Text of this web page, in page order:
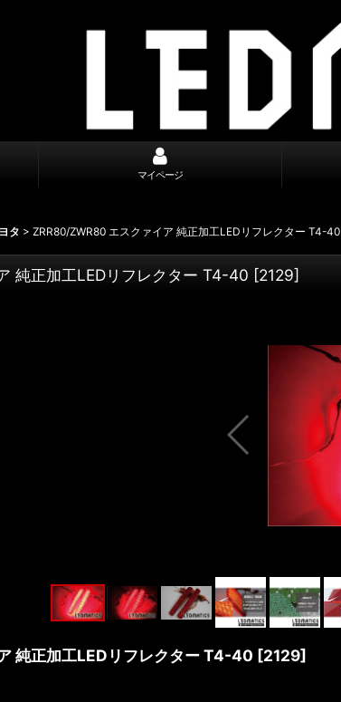
マイページ
タ > ZRR80/ZWR80 エスクァイア 純正加工LEDリフレクター T4-40
純正加工LEDリフレクター T4-40 [2129]
純正加工LEDリフレクター T4-40 [2129]